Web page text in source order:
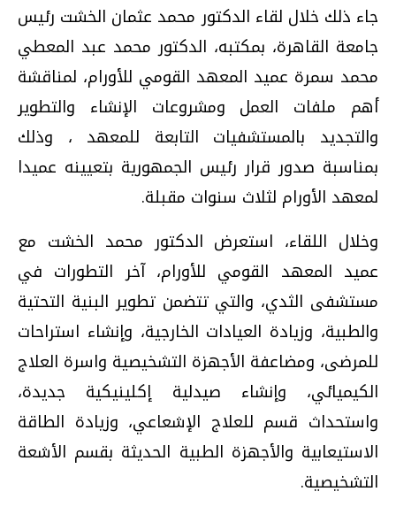
جاء ذلك خلال لقاء الدكتور محمد عثمان الخشت رئيس
جامعة القاهرة، بمكتبه، الدكتور محمد عبد المعطي
محمد سمرة عميد المعهد القومي للأورام، لمناقشة
أهم ملفات العمل ومشروعات الإنشاء والتطوير
والتجديد بالمستشفيات التابعة للمعهد ، وذلك
بمناسبة صدور قرار رئيس الجمهورية بتعيينه عميدا
لمعهد الأورام لثلاث سنوات مقبلة.
وخلال اللقاء، استعرض الدكتور محمد الخشت مع
عميد المعهد القومي للأورام، آخر التطورات في
مستشفى الثدي، والتي تتضمن تطوير البنية التحتية
والطبية، وزيادة العيادات الخارجية، وإنشاء استراحات
للمرضى، ومضاعفة الأجهزة التشخيصية واسرة العلاج
الكيميائي، وإنشاء صيدلية إكلينيكية جديدة،
واستحداث قسم للعلاج الإشعاعي، وزيادة الطاقة
الاستيعابية والأجهزة الطبية الحديثة بقسم الأشعة
التشخيصية.